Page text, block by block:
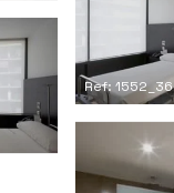
Ref: 1552_36